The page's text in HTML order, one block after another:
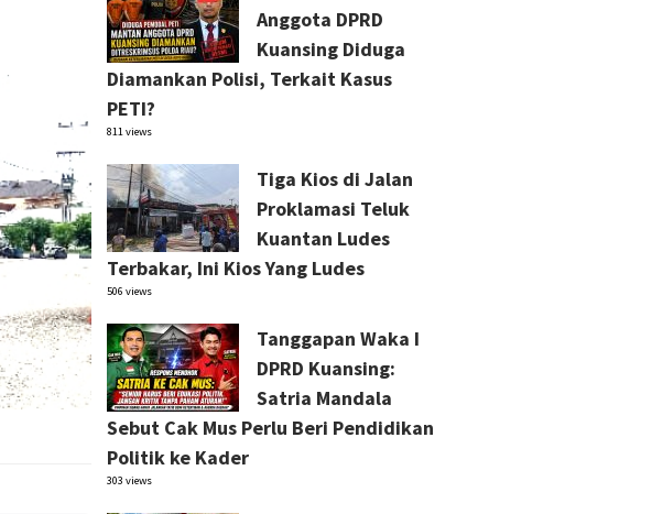
Anggota DPRD
Kuansing Diduga
Diamankan Polisi, Terkait Kasus
PETI?
811 views
Tiga Kios di Jalan
Proklamasi Teluk
Kuantan Ludes
Terbakar, Ini Kios Yang Ludes
506 views
Tanggapan Waka I
DPRD Kuansing:
Satria Mandala
Sebut Cak Mus Perlu Beri Pendidikan
Politik ke Kader
303 views